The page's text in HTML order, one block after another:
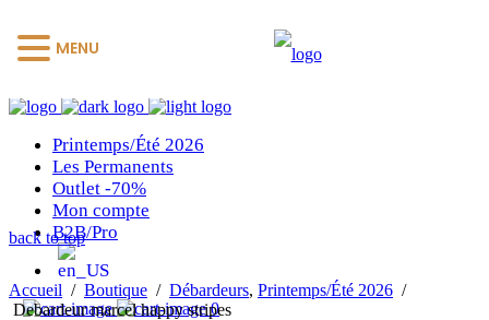
Printemps/Été 2026
Les Permanents
Outlet -70%
Mon compte
B2B/Pro
0
back to top
Accueil / Boutique / Débardeurs, Printemps/Été 2026 /
Debardeur marcel happy stripes
MENU